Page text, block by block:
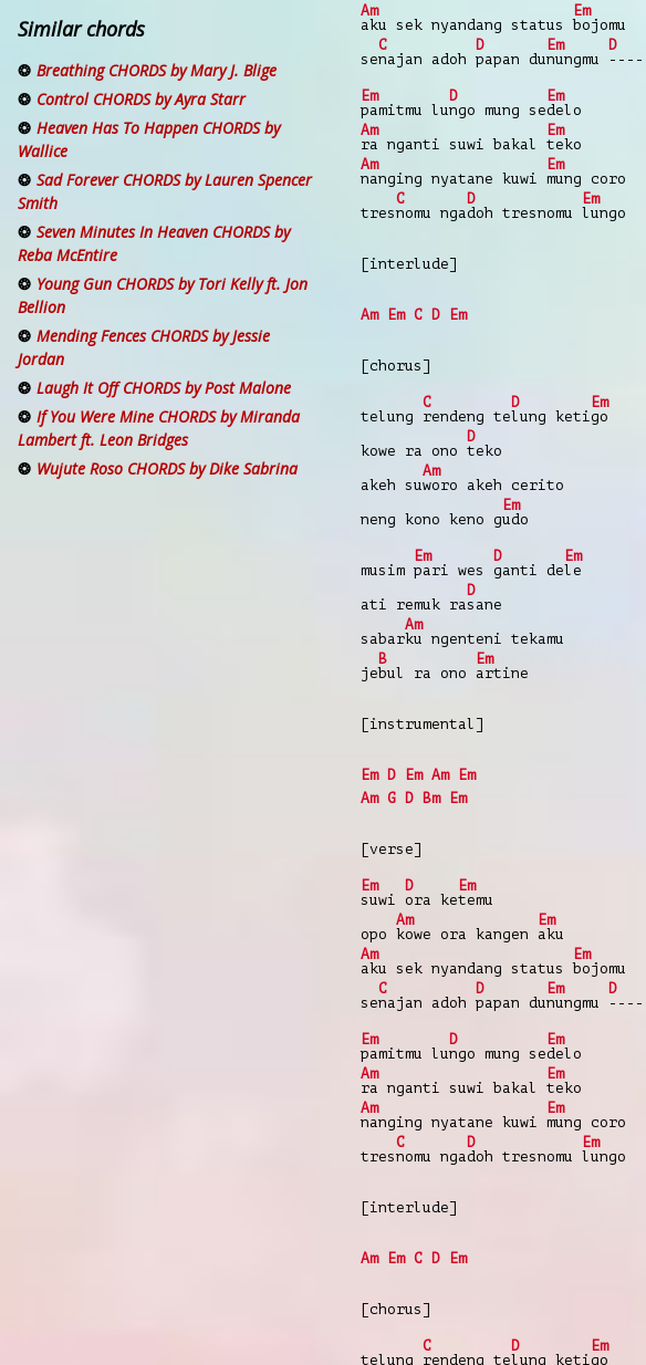
Am
aku sek nyandang status
Em
bojomu
se
C
najan adoh
D
papan du
Em
nungmu
D
----
Em
pamitmu lu
D
ngo mung se
Em
delo
Am
ra nganti suwi bakal
Em
teko
Am
nanging nyatane kuwi
Em
mung coro
tres
C
nomu nga
D
doh tresnomu
Em
lungo
[interlude]
Am Em C D Em
[chorus]
telung
C
rendeng te
D
lung keti
Em
go
kowe ra ono
D
teko
akeh su
Am
woro akeh cerito
neng kono keno g
Em
udo
musim
Em
pari wes
D
ganti de
Em
le
ati remuk ra
D
sane
sabar
Am
ku ngenteni tekamu
je
B
bul ra ono
Em
artine
[instrumental]
Em D Em Am
Em
Am G D Bm Em
[verse]
Em
suwi
D
ora ke
Em
temu
opo
Am
kowe ora kangen
Em
aku
Am
aku sek nyandang status
Em
bojomu
se
C
najan adoh
D
papan du
Em
nungmu
D
----
Em
pamitmu lu
D
ngo mung se
Em
delo
Am
ra nganti suwi bakal
Em
teko
Am
nanging nyatane kuwi
Em
mung coro
tres
C
nomu nga
D
doh tresnomu
Em
lungo
[interlude]
Am Em C D Em
[chorus]
telung
C
rendeng te
D
lung keti
Em
go
Similar chords
Breathing CHORDS by Mary J. Blige
Control CHORDS by Ayra Starr
Heaven Has To Happen CHORDS by
Wallice
Sad Forever CHORDS by Lauren Spencer
Smith
Seven Minutes In Heaven CHORDS by
Reba McEntire
Young Gun CHORDS by Tori Kelly ft. Jon
Bellion
Mending Fences CHORDS by Jessie
Jordan
Laugh It Off CHORDS by Post Malone
If You Were Mine CHORDS by Miranda
Lambert ft. Leon Bridges
Wujute Roso CHORDS by Dike Sabrina